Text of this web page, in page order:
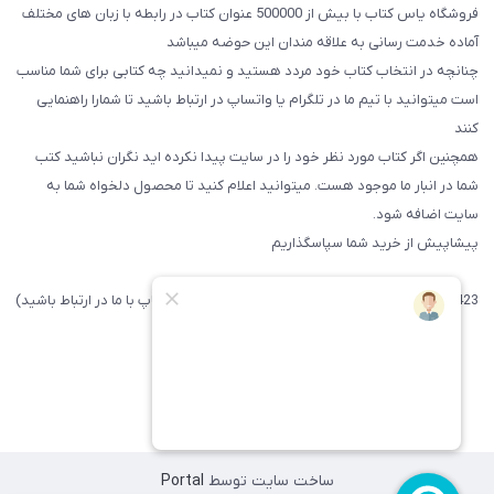
فروشگاه یاس کتاب با بیش از 500000 عنوان کتاب در رابطه با زبان های مختلف
آماده خدمت رسانی به علاقه مندان این حوضه میباشد
چنانچه در انتخاب کتاب خود مردد هستید و نمیدانید چه کتابی برای شما مناسب
است میتوانید با تیم ما در تلگرام یا واتساپ در ارتباط باشید تا شما‌را راهنمایی
کنند
همچنین اگر کتاب مورد نظر خود را در سایت پیدا نکرده اید نگران نباشید کتب
شما در انبار ما موجود هست. میتوانید اعلام کنید تا محصول دلخواه شما به
سایت اضافه شود.
پیشاپیش از خرید شما سپاسگذاریم
09371742423 (لطفا فقط پیامک داده و یا از طریق واتساپ با ما در ارتباط باشید)
ساخت سایت توسط Portal